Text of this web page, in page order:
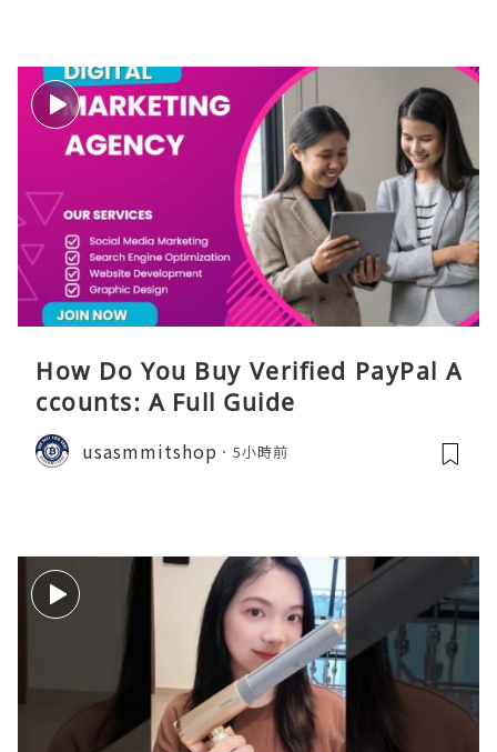
How Do You Buy Verified PayPal A
ccounts: A Full Guide
usasmmitshop 5小時前